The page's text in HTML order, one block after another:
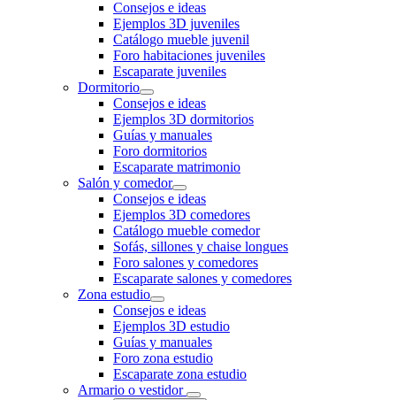
Consejos e ideas
Ejemplos 3D juveniles
Catálogo mueble juvenil
Foro habitaciones juveniles
Escaparate juveniles
Dormitorio
Consejos e ideas
Ejemplos 3D dormitorios
Guías y manuales
Foro dormitorios
Escaparate matrimonio
Salón y comedor
Consejos e ideas
Ejemplos 3D comedores
Catálogo mueble comedor
Sofás, sillones y chaise longues
Foro salones y comedores
Escaparate salones y comedores
Zona estudio
Consejos e ideas
Ejemplos 3D estudio
Guías y manuales
Foro zona estudio
Escaparate zona estudio
Armario o vestidor